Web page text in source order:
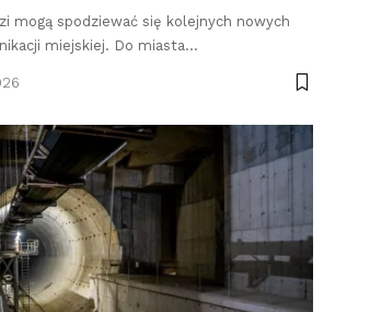
mogą spodziewać się kolejnych nowych
miejskiej. Do miasta…